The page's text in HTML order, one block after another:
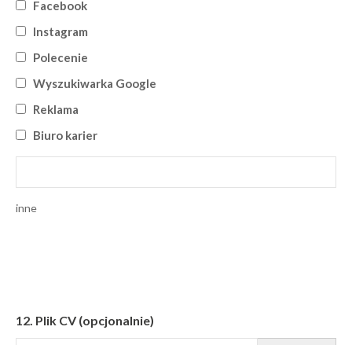
Facebook
Instagram
Polecenie
Wyszukiwarka Google
Reklama
Biuro karier
inne
12. Plik CV (opcjonalnie)